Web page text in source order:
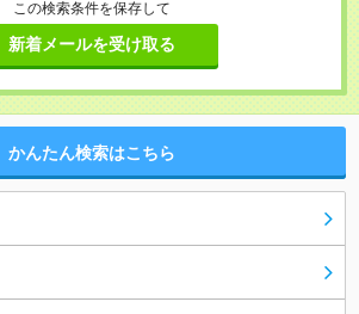
この検索条件を保存して
新着メールを受け取る
かんたん検索はこちら